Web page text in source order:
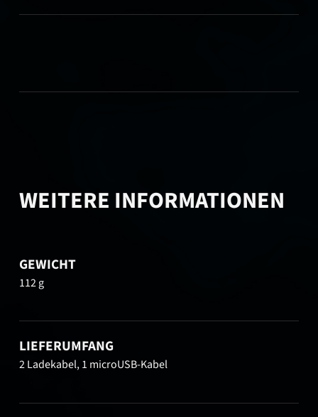
WEITERE INFORMATIONEN
GEWICHT
112 g
LIEFERUMFANG
2 Ladekabel, 1 microUSB-Kabel